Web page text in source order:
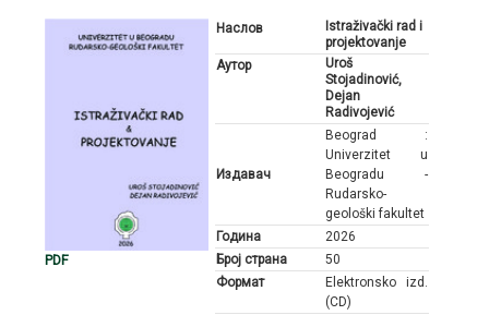
PDF
Наслов
Istraživački rad i
projektovanje
Аутор
Uroš
Stojadinović,
Dejan
Radivojević
Издавач
Beograd :
Univerzitet u
Beogradu -
Rudarsko-
geološki fakultet
Година
2026
Број страна
50
Формат
Elektronsko izd.
(CD)